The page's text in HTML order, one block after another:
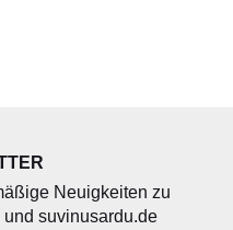
Neuigkeiten zu
und suvinusardu.de